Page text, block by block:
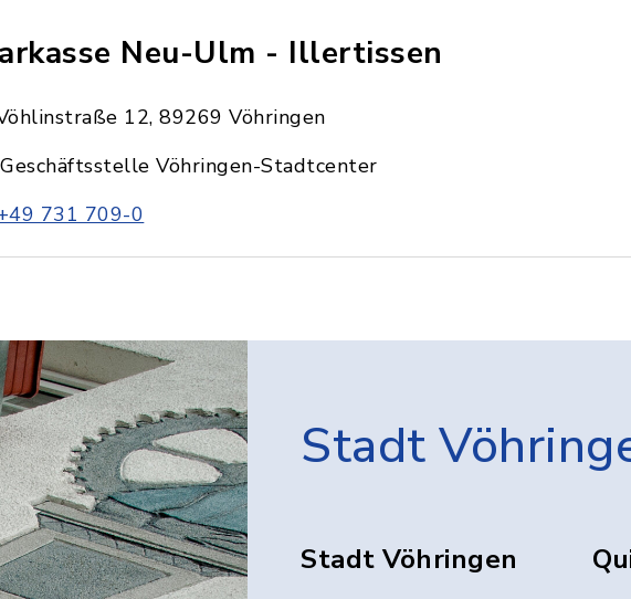
Neu-Ulm - Illertissen
12, 89269 Vöhringen
Vöhringen-Stadtcenter
731 709-0
Stadt
Stadt Vöhringen